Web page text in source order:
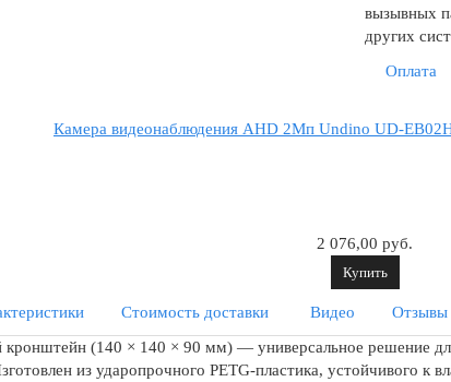
вызывных
других
Оплата
Камера видеонаблюдения AHD 2Мп Undino UD-
2 076,00 руб.
Купить
Стоимость доставки Видео Отзывы
(140 × 140 × 90 мм) — универсальное решение
из ударопрочного PETG-пластика, устойчивого к